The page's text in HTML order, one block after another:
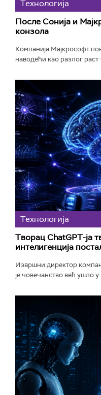
Технологијa
После Сонија и
конзола
Компанија Мајкрософт
наводећи као разлог раст
Технологијa
Творац ChatGPT-ја
интелигенција
Извршни директор
је човечанство већ ушло